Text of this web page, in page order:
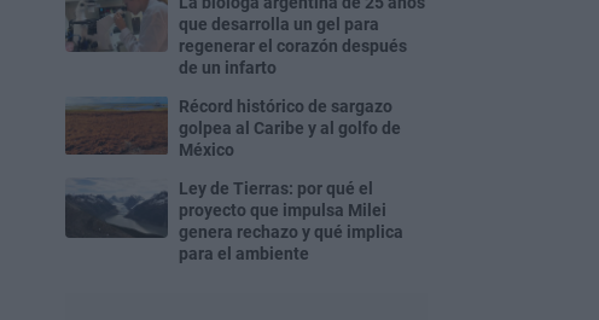
que desarrolla un gel para
regenerar el corazón después
de un infarto
Récord histórico de sargazo
golpea al Caribe y al golfo de
México
Ley de Tierras: por qué el
proyecto que impulsa Milei
genera rechazo y qué implica
para el ambiente